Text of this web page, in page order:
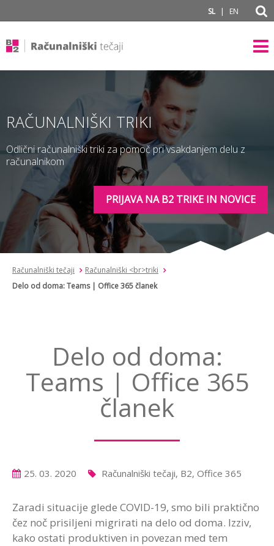
SL | EN
RAČUNALNIŠKI TRIKI
Odlični računalniški triki za pomoč pri vsakdanjem delu z
računalnikom
PRIJAVA NA B2 TRIKE IN NOVICE
Računalniški tečaji
Računalniški <br>triki
Delo od doma: Teams | Office 365 članek
Delo od doma:
Teams | Office 365
članek
25. 03. 2020 Računalniški tečaji, B2, Office 365
Zaradi situacije glede COVID-19, smo bili praktično
čez noč prisiljeni migrirati na delo od doma. Izziv,
kako ostati produktiven in povezan med tem